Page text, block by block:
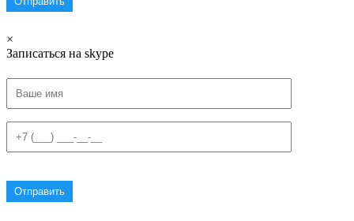
×
Записаться на skype